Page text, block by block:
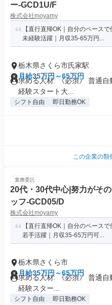
ー-GCD1U/F
株式会社moyamy
【直行直帰OK｜自分のペース
未経験活躍｜月収35-65万円...
栃木県さくら市氏家駅
月給35万円～65万円
求める人材: 《必須》 普通
経験スタート大...
シフト自由 即日勤務OK
この企業の類
業務委託
20代・30代中心|努力がそ
ッフ-GCD05/D
株式会社moyamy
【直行直帰OK｜自分のペース
若手活躍｜月収35-65万円可...
栃木県さくら市
月給35万円～65万円
求める人材: 《必須》 普通
経験スター...
シフト自由 即日勤務OK